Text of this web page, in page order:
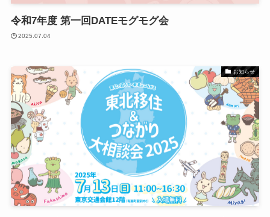
令和7年度 第一回DATEモグモグ会
2025.07.04
お知らせ